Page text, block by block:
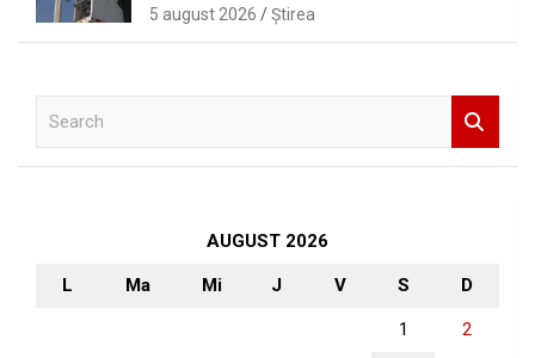
5 august 2026 Ştirea
AUGUST 2026
L Ma Mi J V S D
1 2